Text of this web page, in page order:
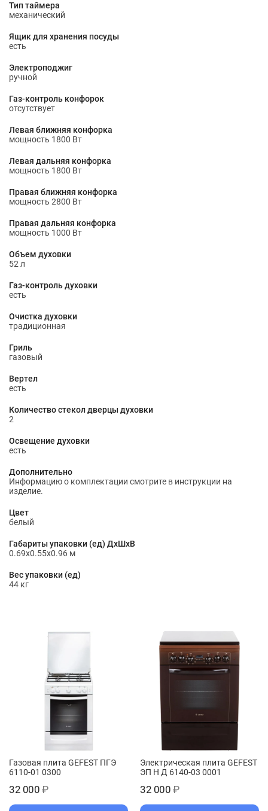
Тип таймера
механический
Ящик для хранения посуды
есть
Электроподжиг
ручной
Газ-контроль конфорок
отсутствует
Левая ближняя конфорка
мощность 1800 Вт
Левая дальняя конфорка
мощность 1800 Вт
Правая ближняя конфорка
мощность 2800 Вт
Правая дальняя конфорка
мощность 1000 Вт
Объем духовки
52 л
Газ-контроль духовки
есть
Очистка духовки
традиционная
Гриль
газовый
Вертел
есть
Количество стекол дверцы духовки
2
Освещение духовки
есть
Дополнительно
Информацию о комплектации смотрите в инструкции на
изделие.
Цвет
белый
Габариты упаковки (ед) ДхШхВ
0.69x0.55x0.96 м
Вес упаковки (ед)
44 кг
Газовая плита GEFEST ПГЭ
6110-01 0300
32 000 ₽
Электрическая плита GEFEST
ЭП Н Д 6140-03 0001
32 000 ₽